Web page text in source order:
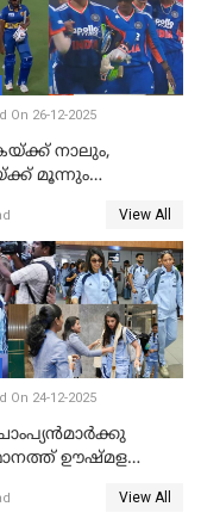
On 26-12-2025
നാലും,
മൂന്നും
ശ്രീലങ്കയ്ക്ക്
തകര്‍ച്ച; ഇന്ത്യയ്ക്ക്
113 റൺസ്
View All
On 24-12-2025
ഊഷ്മള
ജയിച്ചാൽ ഇന്ത്യയ്ക്കു
View All